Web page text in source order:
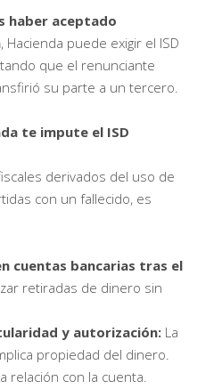
haber aceptado
, Hacienda puede exigir el ISD
que el renunciante
su parte a un tercero.
te impute el ISD
derivados del uso de
con un fallecido, es
cuentas bancarias tras el
retiradas de dinero sin
y autorización: La
propiedad del dinero.
relación con la cuenta.